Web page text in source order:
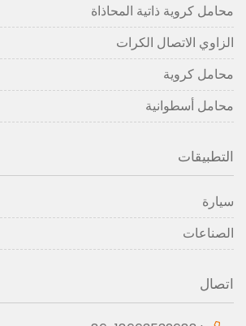
محامل كروية ذاتية المحاذاة
الزاوي الاتصال الكرات
محامل كروية
محامل أسطوانية
التطبيقات
سيارة
الصناعات
اتصال